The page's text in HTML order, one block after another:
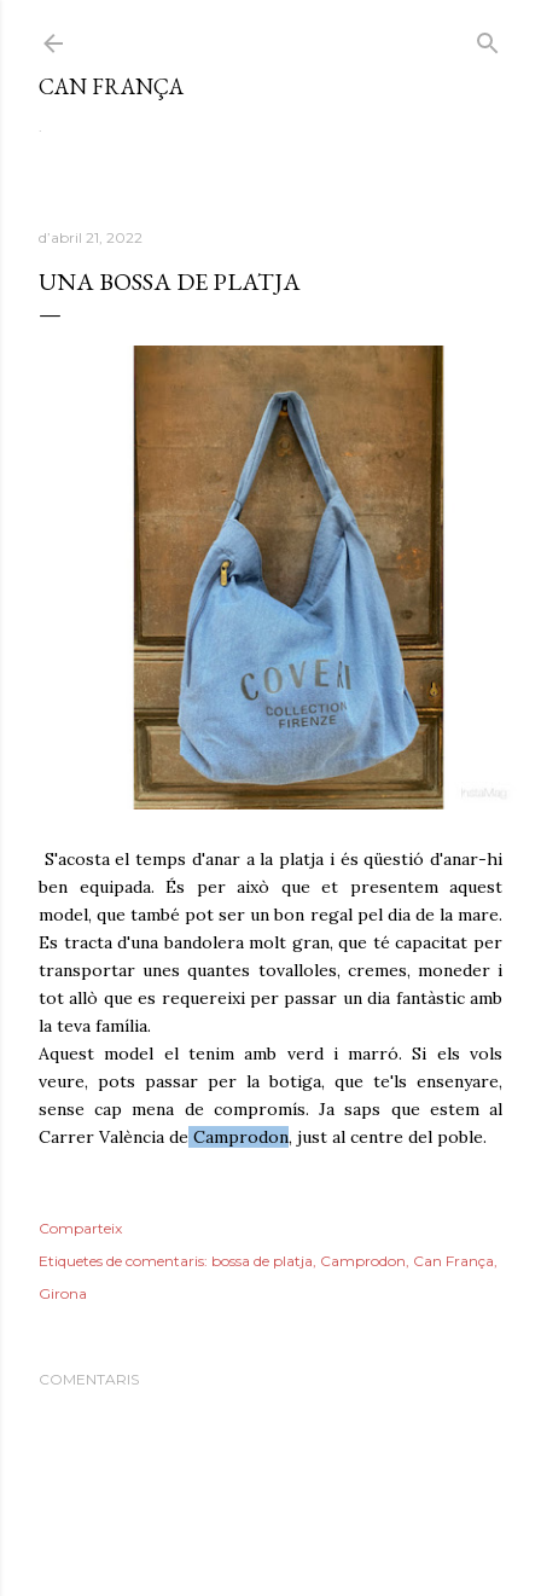
CAN FRANÇA
.
d’abril 21, 2022
UNA BOSSA DE PLATJA
S'acosta el temps d'anar a la platja i és qüestió d'anar-hi
ben equipada. És per això que et presentem aquest
model, que també pot ser un bon regal pel dia de la mare.
Es tracta d'una bandolera molt gran, que té capacitat per
transportar unes quantes tovalloles, cremes, moneder i
tot allò que es requereixi per passar un dia fantàstic amb
la teva família.
Aquest model el tenim amb verd i marró. Si els vols
veure, pots passar per la botiga, que te'ls ensenyare,
sense cap mena de compromís. Ja saps que estem al
Carrer València de Camprodon, just al centre del poble.
Comparteix
Etiquetes de comentaris: bossa de platja Camprodon Can França
Girona
COMENTARIS